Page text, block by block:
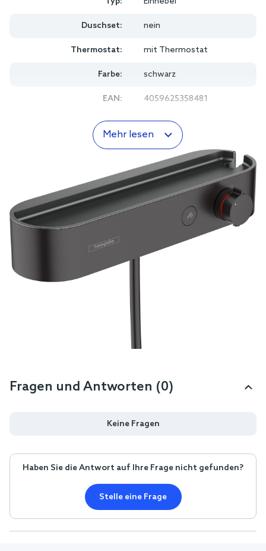
Duschset: nein
Thermostat: mit Thermostat
Farbe: schwarz
EAN: 4059625358481
Mehr lesen
Fragen und Antworten (0)
Keine Fragen
Haben Sie die Antwort auf Ihre Frage nicht gefunden?
Stelle eine Frage